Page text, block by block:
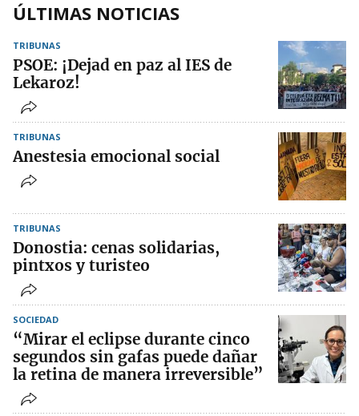
ÚLTIMAS NOTICIAS
TRIBUNAS
PSOE: ¡Dejad en paz al IES de
Lekaroz!
TRIBUNAS
Anestesia emocional social
TRIBUNAS
Donostia: cenas solidarias,
pintxos y turisteo
SOCIEDAD
“Mirar el eclipse durante cinco
segundos sin gafas puede dañar
la retina de manera irreversible”